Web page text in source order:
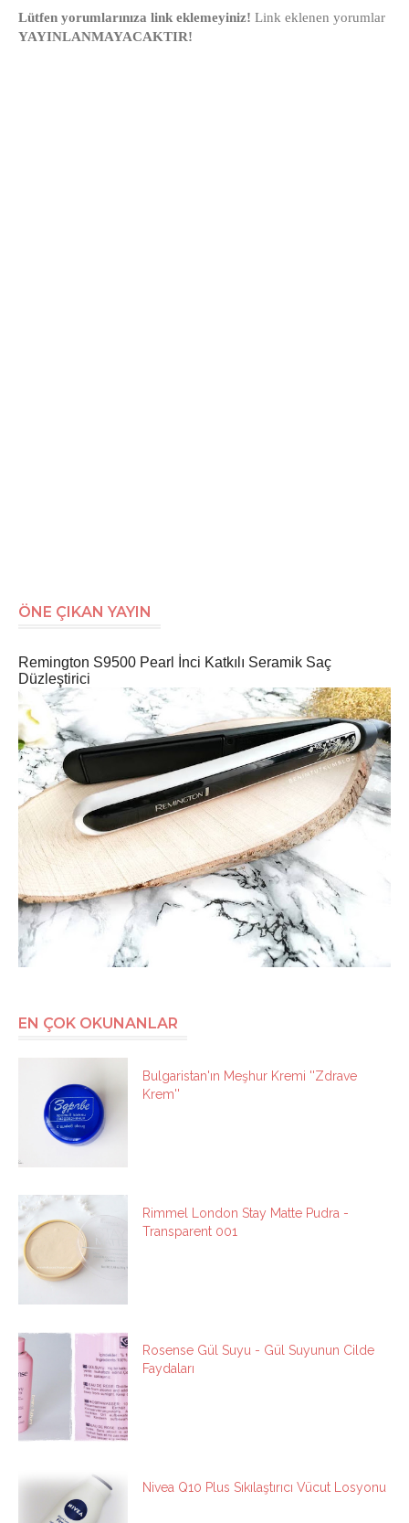
Lütfen yorumlarınıza link eklemeyiniz! Link eklenen yorumlar
YAYINLANMAYACAKTIR!
ÖNE ÇIKAN YAYIN
Remington S9500 Pearl İnci Katkılı Seramik Saç
Düzleştirici
EN ÇOK OKUNANLAR
Bulgaristan'ın Meşhur Kremi ''Zdrave
Krem''
Rimmel London Stay Matte Pudra -
Transparent 001
Rosense Gül Suyu - Gül Suyunun Cilde
Faydaları
Nivea Q10 Plus Sıkılaştırıcı Vücut Losyonu